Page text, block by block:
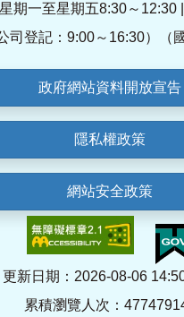
星期一至星期五8:30～12:30
司登記：9:00～16:30）（
政府網站資料開放宣告
隱私權政策
網站安全政策
更新日期：2026-08-06
累積瀏覽人次：